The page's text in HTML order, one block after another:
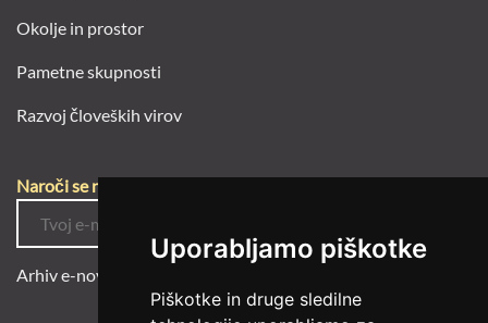
Uporabljamo piškotke
Piškotke in druge sledilne
Okolje in prostor
Pametne skupnosti
Razvoj človeških virov
Naroči se na e-novice
Arhiv e-novic